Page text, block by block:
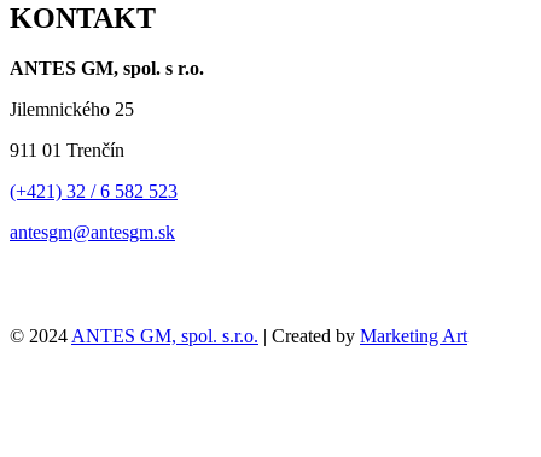
KONTAKT
ANTES GM, spol. s r.o.
Jilemnického 25
911 01 Trenčín
(+421) 32 / 6 582 523
antesgm@antesgm.sk
© 2024ANTES GM, spol. s.r.o. | Created by Marketing Art